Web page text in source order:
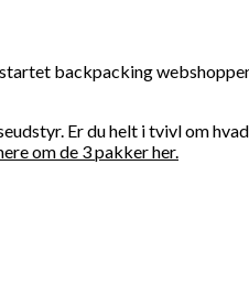
backpacking
Er du helt i tvivl om
om de 3 pakker her.